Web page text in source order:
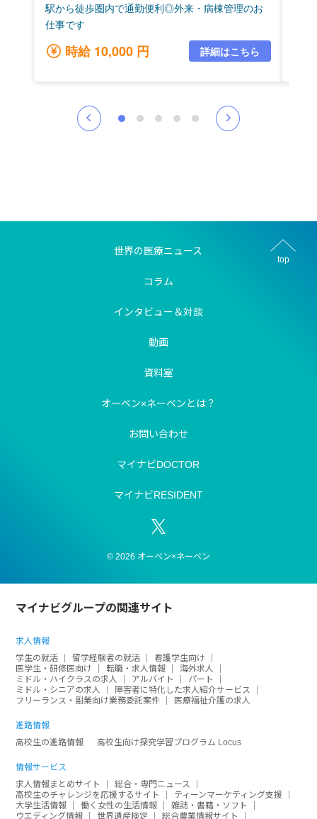
top
世界の医療ニュース
コラム
インタビュー＆対談
動画
資料室
オーベン×ネーベンとは？
お問い合わせ
マイナビDOCTOR
マイナビRESIDENT
© 2026 オーベン×ネーベン
マイナビグループの関連サイト
求人情報
学生の就活
留学経験者の就活
看護学生向け
医学生・研修医向け
転職・求人情報
海外求人
ミドル・ハイクラスの求人
アルバイト
パート
ミドル・シニアの求人
障害者に特化した求人紹介サービス
フリーランス・副業向け業務委託案件
医療福祉介護の求人
進路情報
高校生の進路情報
高校生向け探究学習プログラム Locus
情報サービス
求人情報まとめサイト
総合・専門ニュース
高校生のチャレンジを応援するサイト
ティーンマーケティング支援
大学生活情報
働く女性の生活情報
雑誌・書籍・ソフト
ウエディング情報
世界遺産検定 総合農業情報サイト